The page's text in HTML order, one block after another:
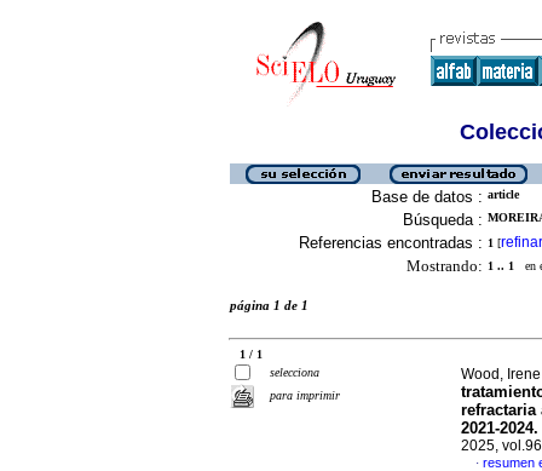
Base de datos : article
Búsqueda :
Referencias encontradas : 1 [refinar
Mostrando: 1 .. 1 en
página 1 de 1
1 / 1
selecciona
para imprimir
Wood,
refractaria
2021-
2025,
· resumen